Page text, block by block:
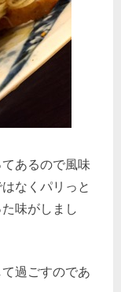
あるので風味
なくパリっと
味がしまし
過ごすのであ